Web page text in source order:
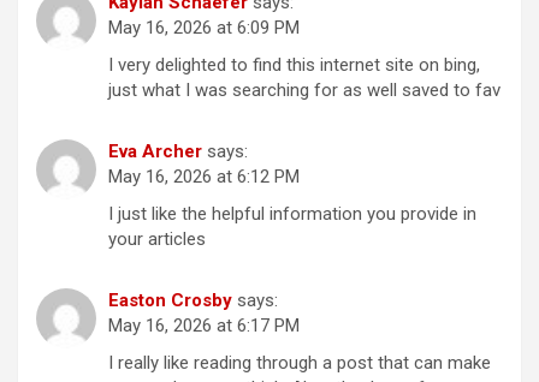
May 16, 2026 at 6:09 PM
I very delighted to find this internet site on bing,
just what I was searching for as well saved to fav
Eva Archer says:
May 16, 2026 at 6:12 PM
I just like the helpful information you provide in
your articles
Easton Crosby says:
May 16, 2026 at 6:17 PM
I really like reading through a post that can make